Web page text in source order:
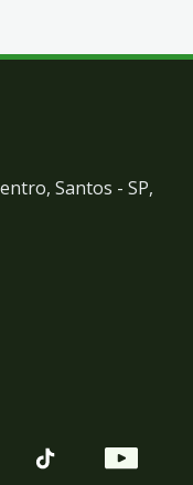
Santos - SP,